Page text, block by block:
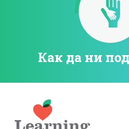
Как да ни